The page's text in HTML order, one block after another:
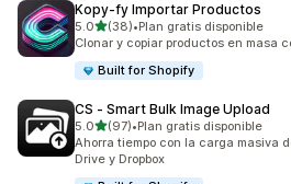
Kopy‑fy Importar Productos
5.0de 5 estrellas
(38)
38 reseñas en total
•Plan gratis disponible
Clonar y copiar productos en masa
Built for Shopify
CS ‑ Smart Bulk Image Upload
5.0de 5 estrellas
(97)
97 reseñas en total
•Plan gratis disponible
Ahorra tiempo con la carga masiva
Drive y Dropbox